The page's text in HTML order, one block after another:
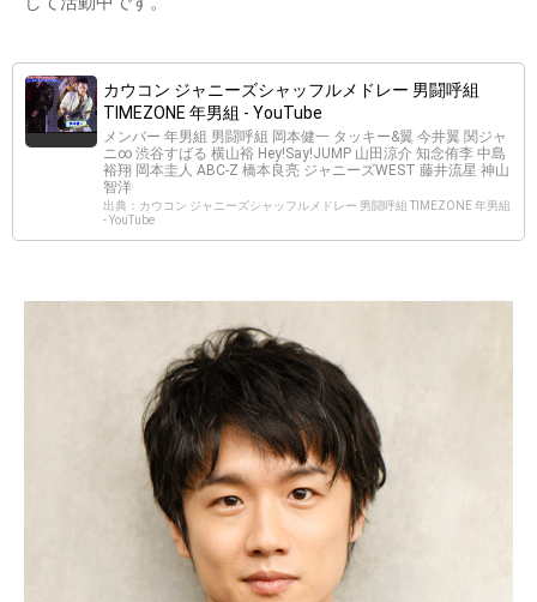
カウコン ジャニーズシャッフルメドレー 男闘呼組
TIMEZONE 年男組 - YouTube
メンバー 年男組 男闘呼組 岡本健一 タッキー&翼 今井翼 関ジャ
ニ∞ 渋谷すばる 横山裕 Hey!Say!JUMP 山田涼介 知念侑李 中島
裕翔 岡本圭人 ABC-Z 橋本良亮 ジャニーズWEST 藤井流星 神山
智洋
出典：カウコン ジャニーズシャッフルメドレー 男闘呼組 TIMEZONE 年男組
- YouTube